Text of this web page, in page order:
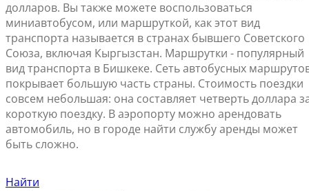
долларов. Вы также можете воспользоваться
миниавтобусом, или маршруткой, как этот вид
транспорта называется в странах бывшего Советского
Союза, включая Кыргызстан. Маршрутки - популярный
вид транспорта в Бишкеке. Сеть автобусных
покрывает большую часть страны. Стоимость поездки
совсем небольшая: она составляет четверть доллара
короткую поездку. В аэропорту можно арендовать
автомобиль, но в городе найти службу аренды может
быть сложно.
Найти